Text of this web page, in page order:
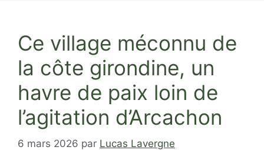
Ce village méconnu de
la côte girondine, un
havre de paix loin de
l’agitation d’Arcachon
6 mars 2026 par Lucas Lavergne